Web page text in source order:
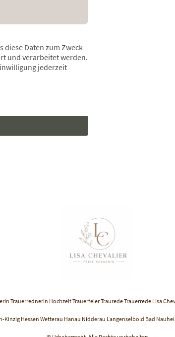
diese Daten zum Zweck
und verarbeitet werden.
jederzeit
Trauerrednerin Hochzeit Trauerfeier Traurede Trauerrede Lisa
Kinzig Hessen Wetterau Hanau Nidderau Langenselbold Bad